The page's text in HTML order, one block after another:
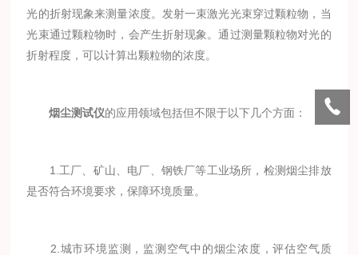
光的折射现象来测量浓度。发射一束激光光束穿过颗粒物，当
光束通过颗粒物时，会产生折射现象。通过测量颗粒物对光的
折射程度，可以计算出颗粒物的浓度。
烟尘测试仪的应用领域包括但不限于以下几个方面：
1.工厂、矿山、电厂、钢铁厂等工业场所，检测烟尘排放
是否符合环境要求，保障环境质量。
2.城市环境监测，监测空气中的烟尘浓度，评估空气质